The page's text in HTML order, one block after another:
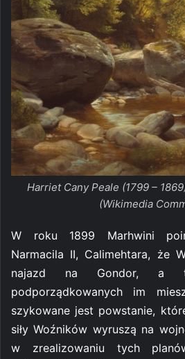
Harriet Cany Peale (1799 –
(Wikimedia
W roku 1899 Marhwini
Narmacila II, Calimehtara, że
najazd na Gondor, a
podporządkowanych im
szykowane jest powstanie,
siły Woźników wyruszą na
w zrealizowaniu tych